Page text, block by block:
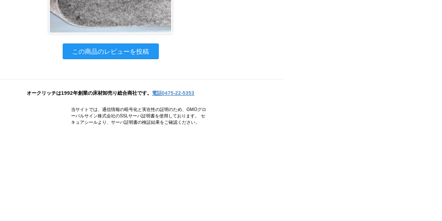
この商品のレビューを投稿
オークリッチは1992年創業の床材卸売り総合商社です。 電話0475-22-5353
当サイトでは、通信情報の暗号化と実在性の証明のため、GMOグロ
ーバルサイン株式会社のSSLサーバ証明書を使用しております。 セ
キュアシールより、サーバ証明書の検証結果をご確認ください。